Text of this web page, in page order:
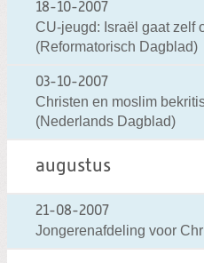
18-10-2007
CU-jeugd: Israël gaat zelf
(Reformatorisch Dagblad)
03-10-2007
Christen en moslim
(Nederlands Dagblad)
augustus
21-08-2007
Jongerenafdeling voor